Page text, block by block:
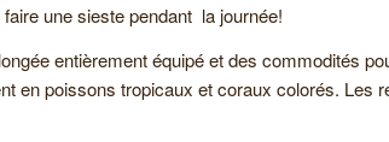
une sieste pendant la journée!
entièrement équipé et des commodités
en poissons tropicaux et coraux colorés. Les